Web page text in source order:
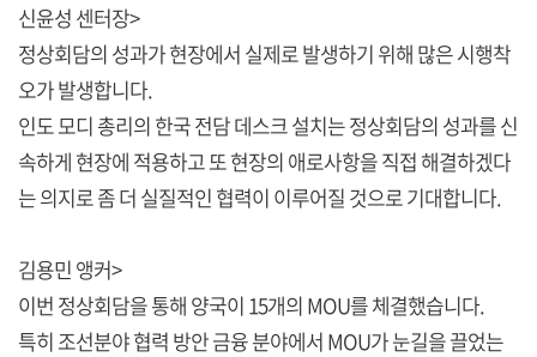
신윤성 센터장>
정상회담의 성과가 현장에서 실제로 발생하기 위해 많은 시행착
오가 발생합니다.
인도 모디 총리의 한국 전담 데스크 설치는 정상회담의 성과를 신
속하게 현장에 적용하고 또 현장의 애로사항을 직접 해결하겠다
는 의지로 좀 더 실질적인 협력이 이루어질 것으로 기대합니다.
김용민 앵커>
이번 정상회담을 통해 양국이 15개의 MOU를 체결했습니다.
특히 조선분야 협력 방안 금융 분야에서 MOU가 눈길을 끌었는